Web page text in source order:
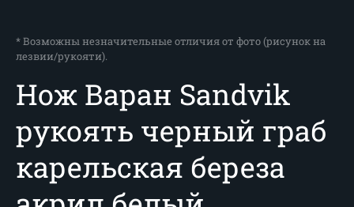
* Возможны незначительные отличия от фото (рисунок на
лезвии/рукояти).
Нож Варан Sandvik
рукоять черный граб
карельская береза